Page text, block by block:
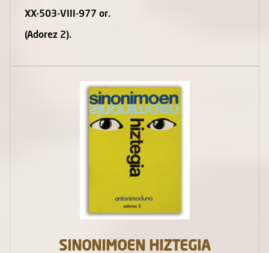
XX-503-VIII-977 or.
(Adorez 2).
SINONIMOEN HIZTEGIA